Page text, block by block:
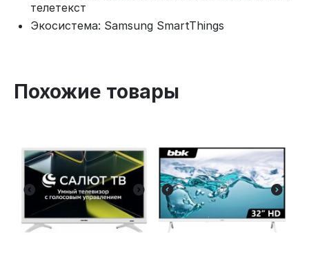
телетекст
Экосистема: Samsung SmartThings
Похожие товары